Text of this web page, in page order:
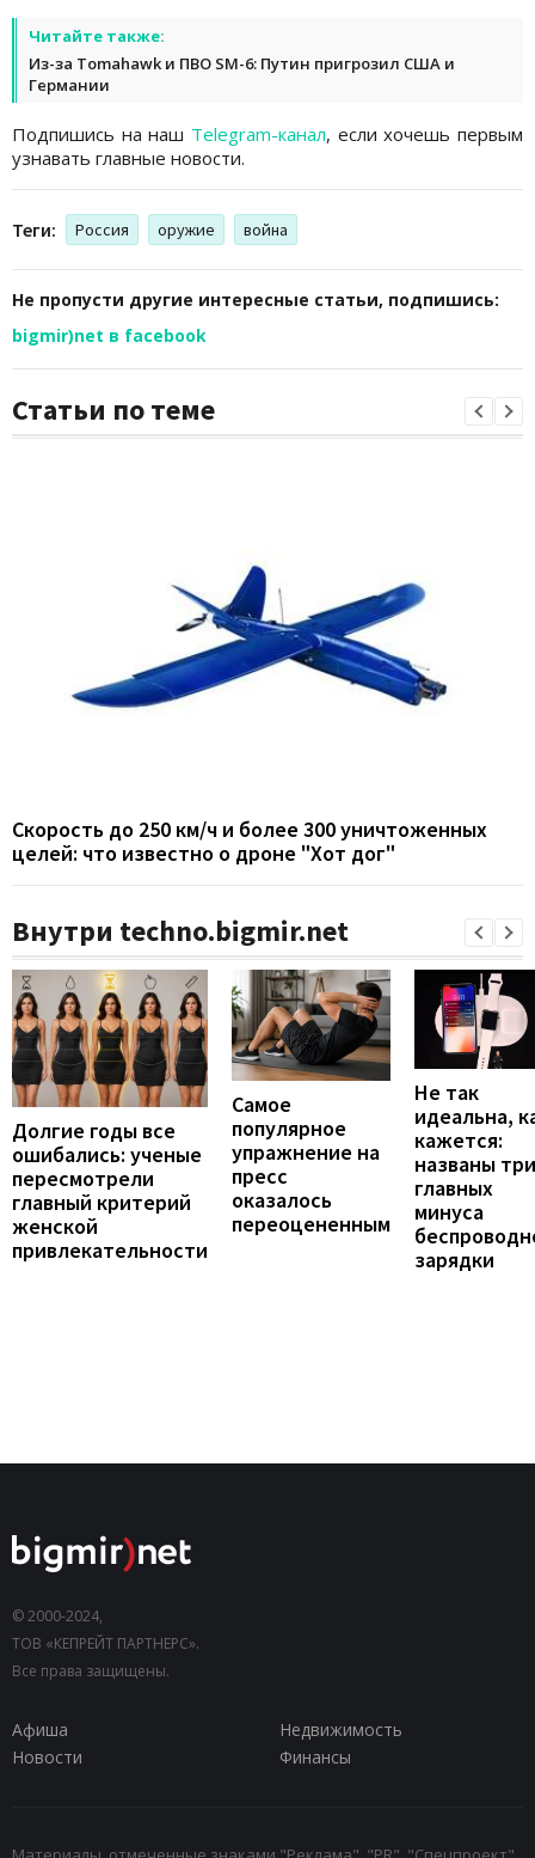
Читайте также:
Из-за Tomahawk и ПВО SM-6: Путин пригрозил США и
Германии
Подпишись на наш Telegram-канал, если хочешь первым
узнавать главные новости.
Теги: Россия оружие война
Не пропусти другие интересные статьи, подпишись:
bigmir)net в facebook
Статьи по теме
Скорость до 250 км/ч и более 300 уничтоженных
целей: что известно о дроне "Хот дог"
Внутри techno.bigmir.net
Долгие годы все
ошибались: ученые
пересмотрели
главный критерий
женской
привлекательности
Самое
популярное
упражнение на
пресс
оказалось
переоцененным
Не так
идеальна,
кажется:
названы три
главных
минуса
зарядки
© 2000-2024,
ТОВ «КЕПРЕЙТ ПАРТНЕРС».
Все права защищены.
Афиша
Недвижимость
Новости
Финансы